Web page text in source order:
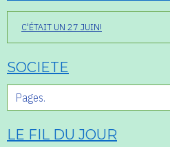
C'ÉTAIT UN 27 JUIN!
SOCIETE
LE FIL DU JOUR